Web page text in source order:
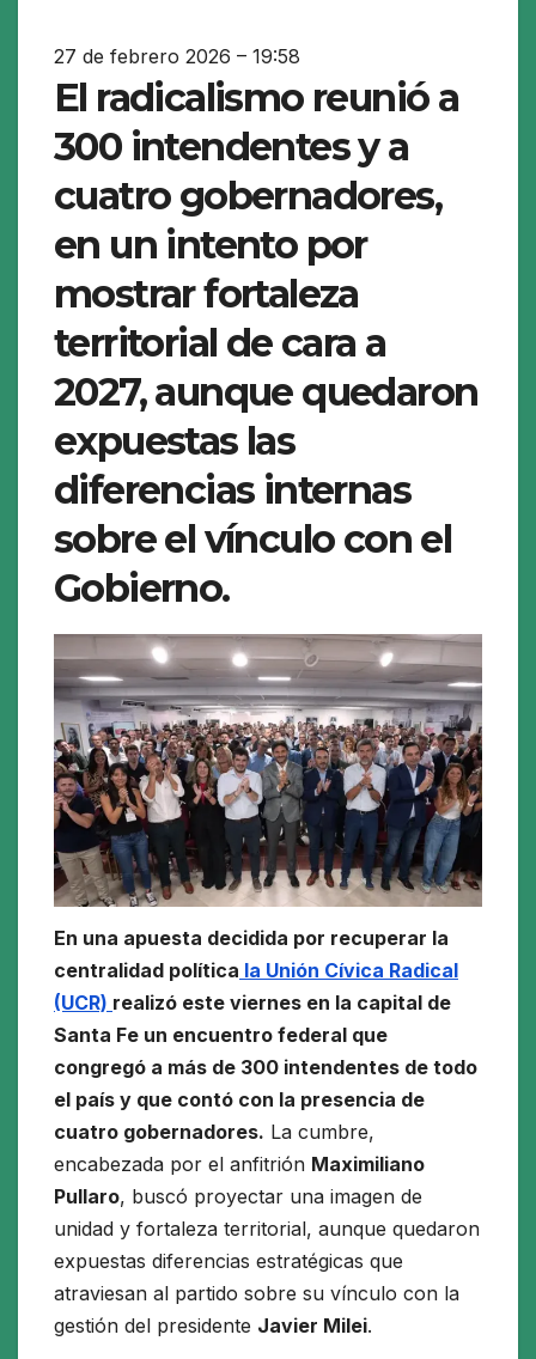
27 de febrero 2026 – 19:58
El radicalismo reunió a
300 intendentes y a
cuatro gobernadores,
en un intento por
mostrar fortaleza
territorial de cara a
2027, aunque quedaron
expuestas las
diferencias internas
sobre el vínculo con el
Gobierno.
En una apuesta decidida por recuperar la
centralidad política la Unión Cívica Radical
(UCR) realizó este viernes en la capital de
Santa Fe un encuentro federal que
congregó a más de 300 intendentes de todo
el país y que contó con la presencia de
cuatro gobernadores. La cumbre,
encabezada por el anfitrión Maximiliano
Pullaro, buscó proyectar una imagen de
unidad y fortaleza territorial, aunque quedaron
expuestas diferencias estratégicas que
atraviesan al partido sobre su vínculo con la
gestión del presidente Javier Milei.